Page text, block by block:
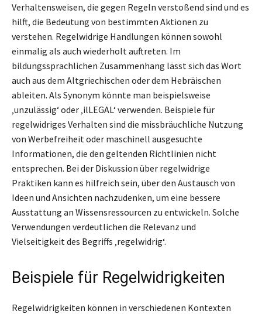
Verhaltensweisen, die gegen Regeln verstoßend sind und es
hilft, die Bedeutung von bestimmten Aktionen zu
verstehen. Regelwidrige Handlungen können sowohl
einmalig als auch wiederholt auftreten. Im
bildungssprachlichen Zusammenhang lässt sich das Wort
auch aus dem Altgriechischen oder dem Hebräischen
ableiten. Als Synonym könnte man beispielsweise
‚unzulässig‘ oder ‚ilLEGAL‘ verwenden. Beispiele für
regelwidriges Verhalten sind die missbräuchliche Nutzung
von Werbefreiheit oder maschinell ausgesuchte
Informationen, die den geltenden Richtlinien nicht
entsprechen. Bei der Diskussion über regelwidrige
Praktiken kann es hilfreich sein, über den Austausch von
Ideen und Ansichten nachzudenken, um eine bessere
Ausstattung an Wissensressourcen zu entwickeln. Solche
Verwendungen verdeutlichen die Relevanz und
Vielseitigkeit des Begriffs ‚regelwidrig‘.
Beispiele für Regelwidrigkeiten
Regelwidrigkeiten können in verschiedenen Kontexten